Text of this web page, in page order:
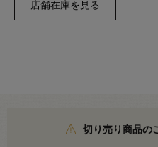
切り売り商品の